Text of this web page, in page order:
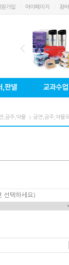
원가입 마이페이지 장
,금주,약물 금연,금주,약물
선택하세요)